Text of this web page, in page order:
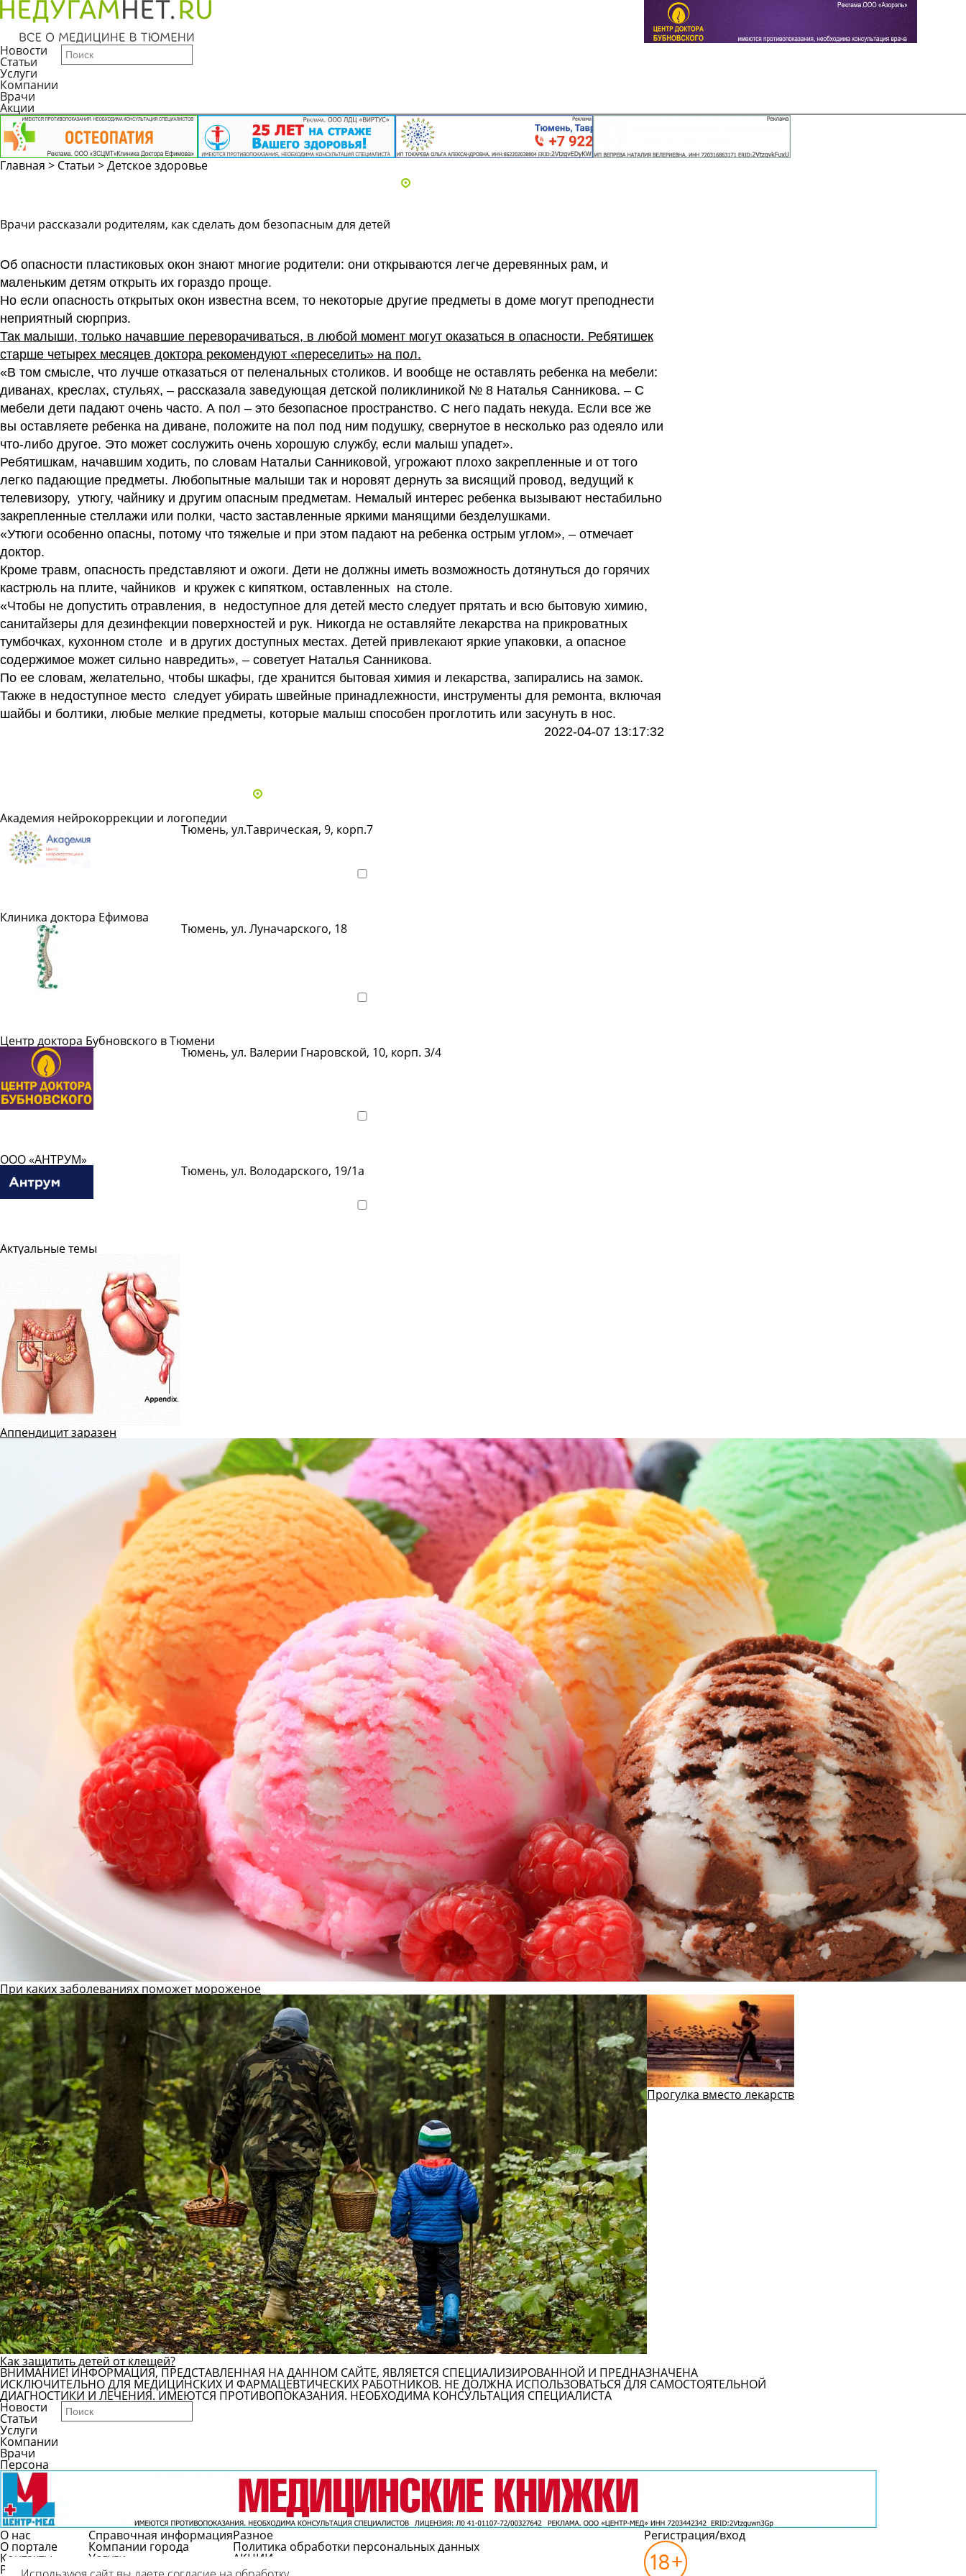
Новости
Статьи
Услуги
Компании
Врачи
Акции
Главная > Статьи >Детское здоровье
Врачи рассказали родителям, как сделать дом безопасным для детей
Об опасности пластиковых окон знают многие родители: они открываются легче деревянных рам, и
маленьким детям открыть их гораздо проще.
Но если опасность открытых окон известна всем, то некоторые другие предметы в доме могут преподнести
неприятный сюрприз.
Так малыши, только начавшие переворачиваться, в любой момент могут оказаться в опасности. Ребятишек
старше четырех месяцев доктора рекомендуют «переселить» на пол.
«В том смысле, что лучше отказаться от пеленальных столиков. И вообще не оставлять ребенка на мебели:
диванах, креслах, стульях, – рассказала заведующая детской поликлиникой № 8 Наталья Санникова. – С
мебели дети падают очень часто. А пол – это безопасное пространство. С него падать некуда. Если все же
вы оставляете ребенка на диване, положите на пол под ним подушку, свернутое в несколько раз одеяло или
что-либо другое. Это может сослужить очень хорошую службу, если малыш упадет».
Ребятишкам, начавшим ходить, по словам Натальи Санниковой, угрожают плохо закрепленные и от того
легко падающие предметы. Любопытные малыши так и норовят дернуть за висящий провод, ведущий к
телевизору, утюгу, чайнику и другим опасным предметам. Немалый интерес ребенка вызывают нестабильно
закрепленные стеллажи или полки, часто заставленные яркими манящими безделушками.
«Утюги особенно опасны, потому что тяжелые и при этом падают на ребенка острым углом», – отмечает
доктор.
Кроме травм, опасность представляют и ожоги. Дети не должны иметь возможность дотянуться до горячих
кастрюль на плите, чайников и кружек с кипятком, оставленных на столе.
«Чтобы не допустить отравления, в недоступное для детей место следует прятать и всю бытовую химию,
санитайзеры для дезинфекции поверхностей и рук. Никогда не оставляйте лекарства на прикроватных
тумбочках, кухонном столе и в других доступных местах. Детей привлекают яркие упаковки, а опасное
содержимое может сильно навредить», – советует Наталья Санникова.
По ее словам, желательно, чтобы шкафы, где хранится бытовая химия и лекарства, запирались на замок.
Также в недоступное место следует убирать швейные принадлежности, инструменты для ремонта, включая
шайбы и болтики, любые мелкие предметы, которые малыш способен проглотить или засунуть в нос.
2022-04-07 13:17:32
Академия нейрокоррекции и логопедии
Тюмень, ул.Таврическая, 9, корп.7
Клиника доктора Ефимова
Тюмень, ул. Луначарского, 18
Центр доктора Бубновского в Тюмени
Тюмень, ул. Валерии Гнаровской, 10, корп. 3/4
ООО «АНТРУМ»
Тюмень, ул. Володарского, 19/1а
Актуальные темы
Аппендицит заразен
При каких заболеваниях поможет мороженое
Как защитить детей от клещей?
Прогулка вместо лекарств
ВНИМАНИЕ! ИНФОРМАЦИЯ, ПРЕДСТАВЛЕННАЯ НА ДАННОМ САЙТЕ, ЯВЛЯЕТСЯ СПЕЦИАЛИЗИРОВАННОЙ И ПРЕДНАЗНАЧЕНА
ИСКЛЮЧИТЕЛЬНО ДЛЯ МЕДИЦИНСКИХ И ФАРМАЦЕВТИЧЕСКИХ РАБОТНИКОВ. НЕ ДОЛЖНА ИСПОЛЬЗОВАТЬСЯ ДЛЯ САМОСТОЯТЕЛЬНОЙ
ДИАГНОСТИКИ И ЛЕЧЕНИЯ. ИМЕЮТСЯ ПРОТИВОПОКАЗАНИЯ. НЕОБХОДИМА КОНСУЛЬТАЦИЯ СПЕЦИАЛИСТА
Новости
Статьи
Услуги
Компании
Врачи
Персона
О нас
О портале
Контакты
Реклама
Справочная информация
Компании города
Услуги
Врачи
Разное
Политика обработки персональных данных
АКЦИИ
Регистрация/вход